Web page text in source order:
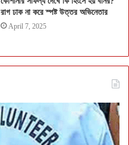
রাগ ঢাক না করে স্পষ্ট উত্তর অভিনেতার
April 7, 2025